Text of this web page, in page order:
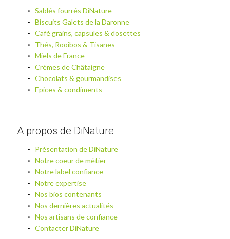
Sablés fourrés DiNature
Biscuits Galets de la Daronne
Café grains, capsules & dosettes
Thés, Rooibos & Tisanes
Miels de France
Crèmes de Châtaigne
Chocolats & gourmandises
Epices & condiments
A propos de DiNature
Présentation de DiNature
Notre coeur de métier
Notre label confiance
Notre expertise
Nos bios contenants
Nos dernières actualités
Nos artisans de confiance
Contacter DiNature